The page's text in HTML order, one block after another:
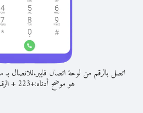
اتصل بالرقم من لوحة اتصال فايبر.للاتصال بـ
هو موضح أدناه:+
223
+